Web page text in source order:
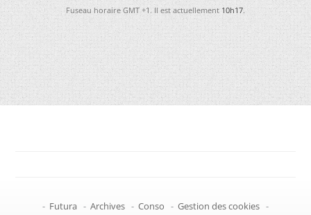
Fuseau horaire GMT +1. Il est actuellement10h17.
- Futura - Archives - Conso - Gestion des cookies -